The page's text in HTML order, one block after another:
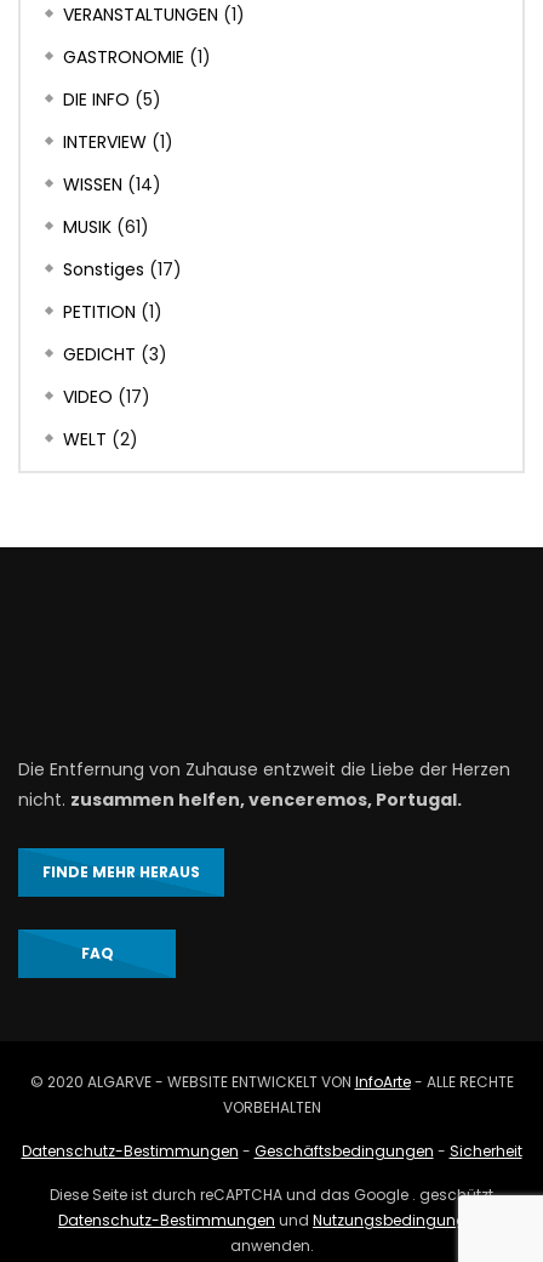
VERANSTALTUNGEN (1)
GASTRONOMIE (1)
DIE INFO (5)
INTERVIEW (1)
WISSEN (14)
MUSIK (61)
Sonstiges (17)
PETITION (1)
GEDICHT (3)
VIDEO (17)
WELT (2)
Die Entfernung von Zuhause entzweit die Liebe der Herzen
nicht. zusammen helfen, venceremos, Portugal.
FINDE MEHR HERAUS
FAQ
© 2020 ALGARVE - WEBSITE ENTWICKELT VON InfoArte- ALLE RECHTE
VORBEHALTEN
Datenschutz-Bestimmungen - Geschäftsbedingungen - Sicherheit
Diese Seite ist durch reCAPTCHA und das Google . geschützt
Datenschutz-Bestimmungen und Nutzungsbedingungen
anwenden.